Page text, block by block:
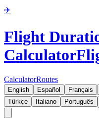
✈️
Flight
Calculator
CalculatorRoutes
English Español Français
Türkçe
Italiano Português